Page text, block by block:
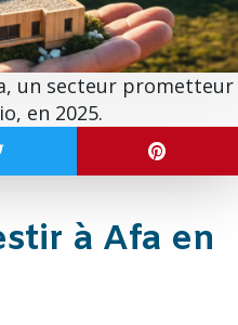
un secteur prometteur
en 2025.
à Afa en